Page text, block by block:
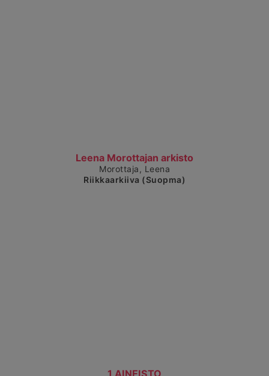
Leena Morottajan arkisto
Čájet dárkkes dieđuid
Morottaja, Leena
Riikkaarkiiva (Suopma)
Čájet dárkkes dieđuid